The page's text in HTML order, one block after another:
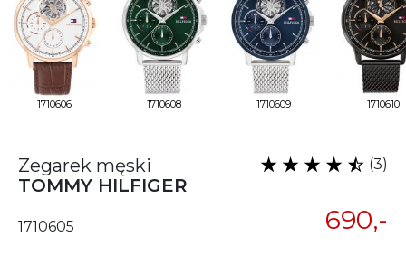
1710606 1710608 1710609 1710610
Zegarek męski
TOMMY HILFIGER
(3)
1710605 690,-